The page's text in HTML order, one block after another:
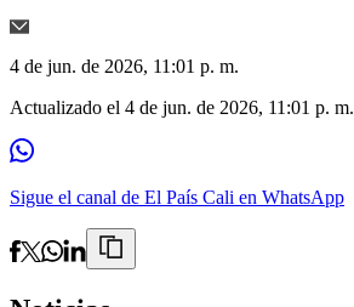
4 de jun. de 2026, 11:01 p. m.
Actualizado el 4 de jun. de 2026, 11:01 p. m.
Sigue el canal de El País Cali en WhatsApp